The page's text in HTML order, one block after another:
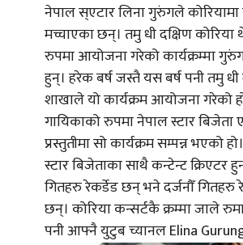
नेपाल स्एटार लिना गुरुंगले
मच्चाएका छन्। तमु धी दक्षिण
रुपमा आयोजना गरेको कार्यक्रम्मा
हुन्। हरेक बर्ष जस्तै यस बर्ष पनी तमु
शाखाले यो कार्यक्रम आयोजना गरेको
गायिकाको रुपमा नेपाल स्टार
प्रस्तुतीमा सो कार्यक्रम सम्पन्न भएको
स्टार बिजेताका साथै कन्टेन्ट क्रिएटर
गितहरु रेकर्डेड छन् भने दर्जनौँ गितहरु
छन्। कोरिया कन्सर्टकै क्रम्मा जाले
पनी आफ्नै युटुब च्यानल Elina